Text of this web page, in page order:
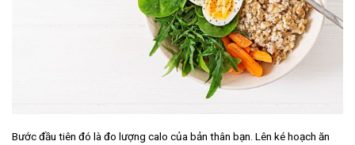
Bước đầu tiên đó là đo lượng calo của bản thân bạn. Lên ké hoạch ăn